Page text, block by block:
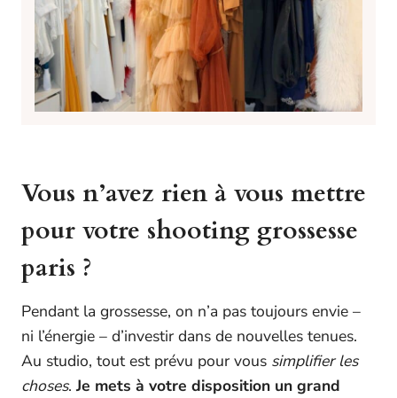
Vous n’avez rien à vous mettre
pour votre shooting grossesse
paris ?
Pendant la grossesse, on n’a pas toujours envie –
ni l’énergie – d’investir dans de nouvelles tenues.
Au studio, tout est prévu pour vous simplifier les
choses. Je mets à votre disposition un grand